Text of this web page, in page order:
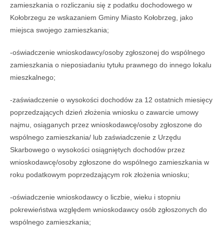
zamieszkania o rozliczaniu się z podatku dochodowego w
Kołobrzegu ze wskazaniem Gminy Miasto Kołobrzeg, jako
miejsca swojego zamieszkania;
-oświadczenie wnioskodawcy/osoby zgłoszonej do wspólnego
zamieszkania o nieposiadaniu tytułu prawnego do innego lokalu
mieszkalnego;
-zaświadczenie o wysokości dochodów za 12 ostatnich miesięcy
poprzedzających dzień złożenia wniosku o zawarcie umowy
najmu, osiąganych przez wnioskodawcę/osoby zgłoszone do
wspólnego zamieszkania/ lub zaświadczenie z Urzędu
Skarbowego o wysokości osiągniętych dochodów przez
wnioskodawcę/osoby zgłoszone do wspólnego zamieszkania w
roku podatkowym poprzedzającym rok złożenia wniosku;
-oświadczenie wnioskodawcy o liczbie, wieku i stopniu
pokrewieństwa względem wnioskodawcy osób zgłoszonych do
wspólnego zamieszkania;